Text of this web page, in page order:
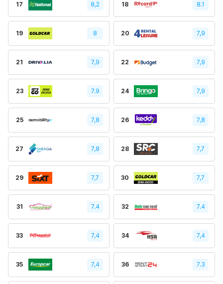
17 8,2 18 8.1
19 8 20 7,9
21 7,9 22 7,9
23 7.9 24 7,9
25 7,8 26 7,8
27 7,8 28 7,7
29 7,7 30 7,7
31 7.4 32 7.4
33 7,4 34 7,4
35 7,4 36 7.3